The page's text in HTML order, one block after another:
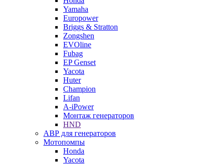
Yamaha
Europower
Briggs & Stratton
Zongshen
EVOline
Fubag
EP Genset
Yacota
Huter
Champion
Lifan
A-iPower
Монтаж генераторов
HND
АВР для генераторов
Мотопомпы
Honda
Yacota